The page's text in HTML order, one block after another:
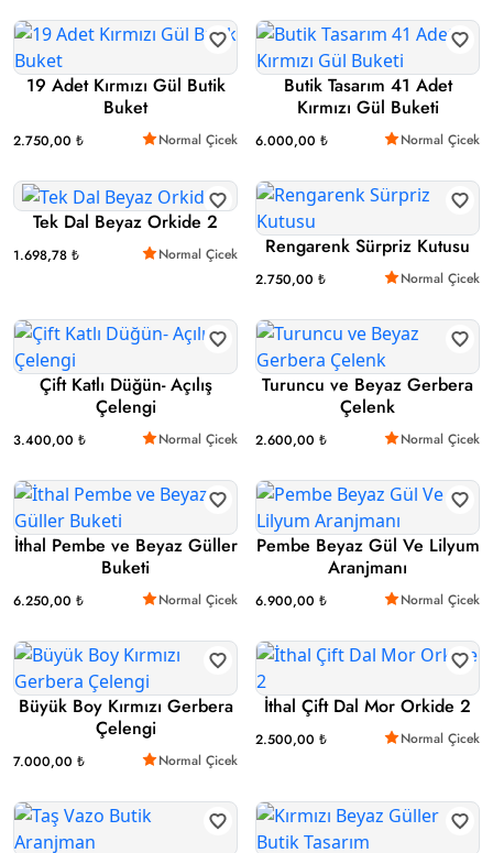
19 Adet Kırmızı Gül Butik
Buket
2.750,00 ₺ Normal Çicek
Butik Tasarım 41 Adet
Kırmızı Gül Buketi
6.000,00 ₺ Normal Çicek
Tek Dal Beyaz Orkide 2
1.698,78 ₺ Normal Çicek Rengarenk Sürpriz Kutusu
2.750,00 ₺ Normal Çicek
Çift Katlı Düğün- Açılış
Çelengi
3.400,00 ₺ Normal Çicek
Turuncu ve Beyaz Gerbera
Çelenk
2.600,00 ₺ Normal Çicek
İthal Pembe ve Beyaz Güller
Buketi
6.250,00 ₺ Normal Çicek
Pembe Beyaz Gül Ve Lilyum
Aranjmanı
6.900,00 ₺ Normal Çicek
Büyük Boy Kırmızı Gerbera
Çelengi
7.000,00 ₺ Normal Çicek
İthal Çift Dal Mor Orkide 2
2.500,00 ₺ Normal Çicek